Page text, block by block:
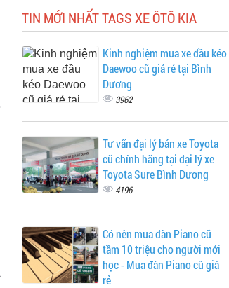
TIN MỚI NHẤT TAGS XE ÔTÔ KIA
Kinh nghiệm mua xe đầu kéo
Daewoo cũ giá rẻ tại Bình
Dương
3962
Tư vấn đại lý bán xe Toyota
cũ chính hãng tại đại lý xe
Toyota Sure Bình Dương
4196
Có nên mua đàn Piano cũ
tầm 10 triệu cho người mới
học - Mua đàn Piano cũ giá
rẻ